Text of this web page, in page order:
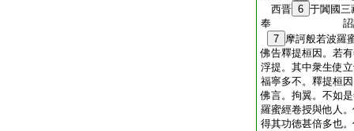
西晋 6 于闐國三
奉 詔
7 摩訶般若波羅
佛告釋提桓因。若
浮提。其中衆生使
福寧多不。釋提桓
佛言。拘翼。不如
羅蜜經卷授與他人
得其功徳甚倍多也